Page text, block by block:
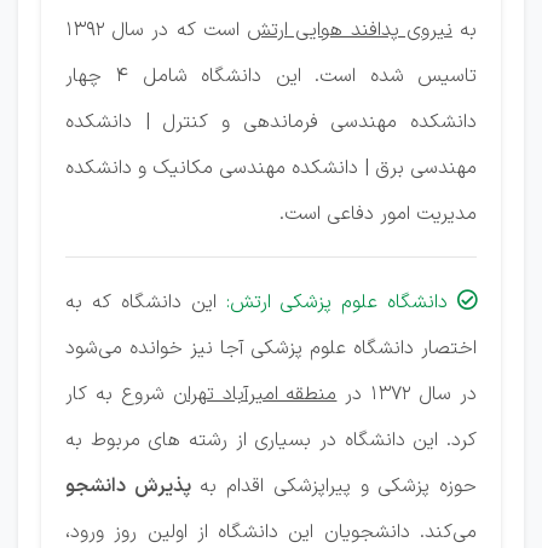
بهنیروی پدافند هوایی ارتش
است که در سال 1392
تاسیس شده است. این دانشگاه شامل 4 چهار
دانشکده مهندسی فرماندهی و کنترل | دانشکده
مهندسی برق | دانشکده مهندسی مکانیک و دانشکده
مدیریت امور دفاعی است.
 دانشگاه علوم پزشکی ارتش: این دانشگاه که به
اختصار دانشگاه علوم پزشکی آجا نیز خوانده می‌شود
در سال 1372 در
منطقه امیرآباد تهران شروع به کار
کرد. این دانشگاه در بسیاری از رشته های مربوط به
حوزه پزشکی و پیراپزشکی اقدام بهپذیرش دانشجو
می‌کند. دانشجویان این دانشگاه از اولین روز ورود،